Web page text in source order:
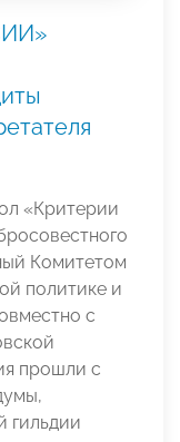
«Критерии
Комитетом
политике и
с
прошли с
гильдии